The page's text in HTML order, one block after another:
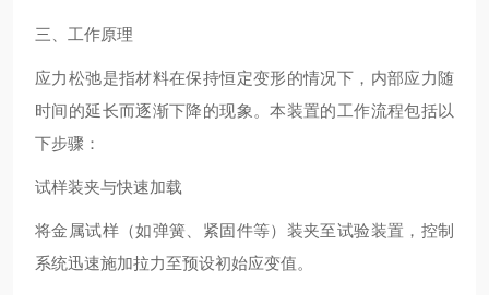
三、工作原理
应力松弛是指材料在保持恒定变形的情况下，内部应力随
时间的延长而逐渐下降的现象。本装置的工作流程包括以
下步骤：
试样装夹与快速加载
将金属试样（如弹簧、紧固件等）装夹至试验装置，控制
系统迅速施加拉力至预设初始应变值。